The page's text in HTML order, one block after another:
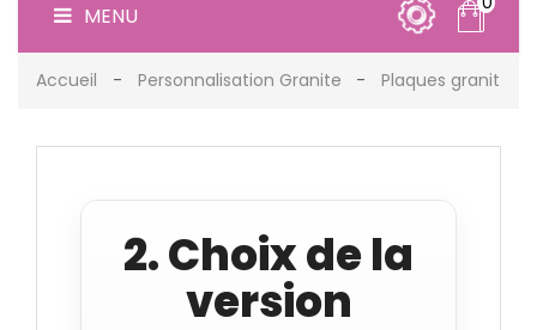
MENU
Accueil Personnalisation Granite Plaques granit
2. Choix de la
version